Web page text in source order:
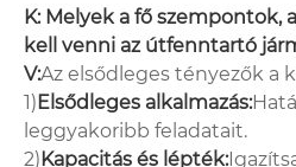
K: Melyek a fő
kell venni az útfenntartó
V:Az elsődleges tényezők a
1)Elsődleges alkalmazás:
leggyakoribb feladatait.
2)Kapacitás és lépték: